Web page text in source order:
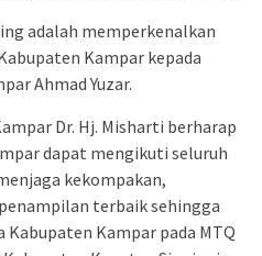
adalah memperkenalkan
Kampar kepada
Ahmad Yuzar.
Dr. Hj. Misharti berharap
dapat mengikuti seluruh
kekompakan,
terbaik sehingga
Kampar pada MTQ